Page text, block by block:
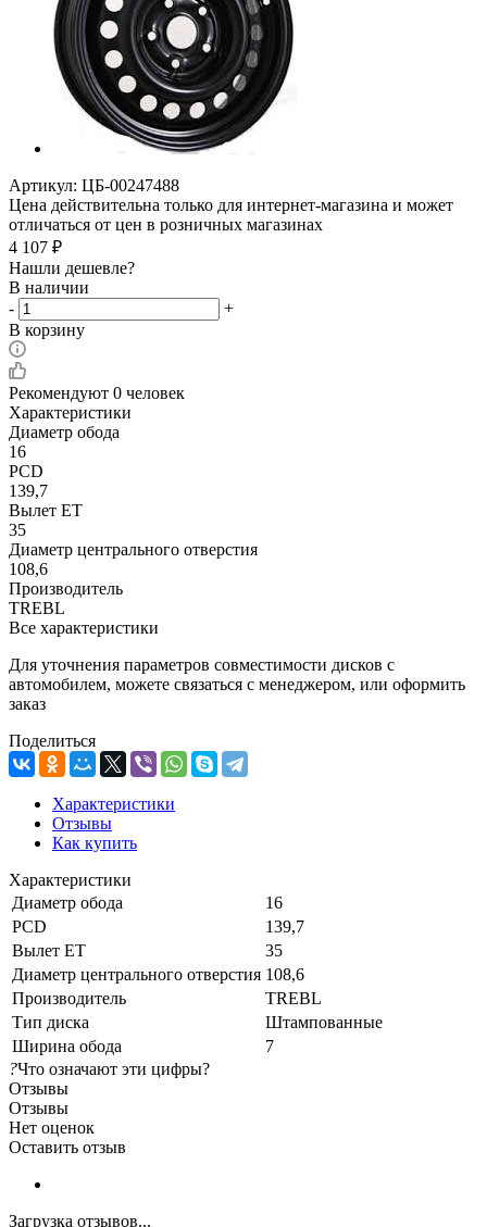
Артикул: ЦБ-00247488
Цена действительна только для интернет-магазина и может
отличаться от цен в розничных магазинах
4 107 ₽
Нашли дешевле?
В наличии
-
+
В корзину
Рекомендуют 0 человек
Характеристики
Диаметр обода
16
PCD
139,7
Вылет ET
35
Диаметр центрального отверстия
108,6
Производитель
TREBL
Все характеристики
Для уточнения параметров совместимости дисков с
автомобилем, можете связаться с менеджером, или оформить
заказ
Поделиться
Характеристики
Отзывы
Как купить
Характеристики
Диаметр обода
16
PCD
139,7
Вылет ET
35
Диаметр центрального отверстия 108,6
Производитель
TREBL
Тип диска
Штампованные
Ширина обода
7
?Что означают эти цифры?
Отзывы
Отзывы
Нет оценок
Оставить отзыв
Загрузка отзывов...